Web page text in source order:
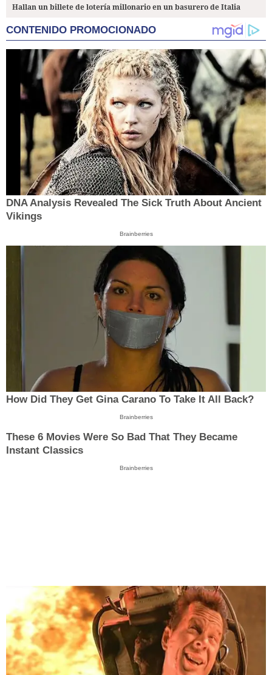
Hallan un billete de lotería millonario en un basurero de Italia
CONTENIDO PROMOCIONADO
DNA Analysis Revealed The Sick Truth About Ancient
Vikings
Brainberries
How Did They Get Gina Carano To Take It All Back?
Brainberries
These 6 Movies Were So Bad That They Became
Instant Classics
Brainberries